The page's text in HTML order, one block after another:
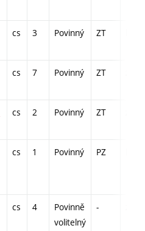
cs 3 Povinný ZT
cs 7 Povinný ZT
cs 2 Povinný ZT
cs 1 Povinný PZ
cs 4
Povinně
volitelný
-